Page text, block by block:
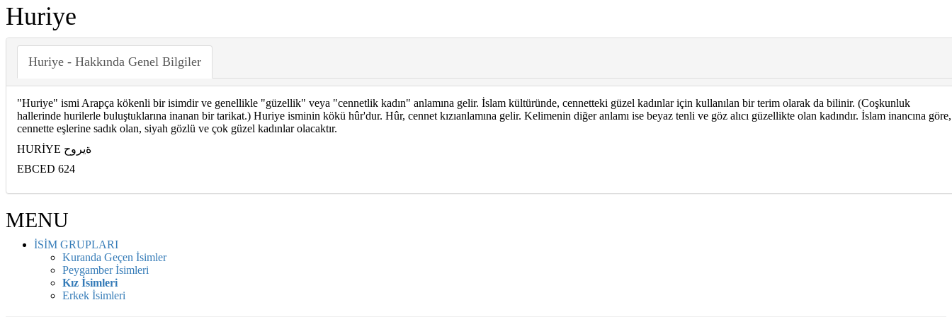
Huriye
Huriye - Hakkında Genel Bilgiler
"Huriye" ismi Arapça kökenli bir isimdir ve genellikle "güzellik" veya "cennetlik kadın" anlamına gelir. İslam kültüründe, cennetteki güzel kadınlar için kullanılan bir terim olarak da bilinir. (Coşkunluk
hallerinde hurilerle buluştuklarına inanan bir tarikat.) Huriye isminin kökü hûr'dur. Hûr, cennet kızıanlamına gelir. Kelimenin diğer anlamı ise beyaz tenli ve göz alıcı güzellikte olan kadındır. İslam inancına göre,
cennette eşlerine sadık olan, siyah gözlü ve çok güzel kadınlar olacaktır.
HURİYE ةيروح
EBCED 624
MENU
İSİM GRUPLARI
Kuranda Geçen İsimler
Peygamber İsimleri
Kız İsimleri
Erkek İsimleri